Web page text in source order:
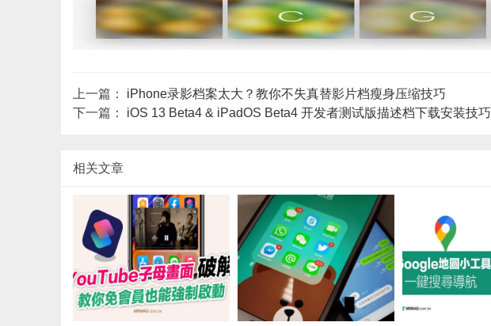
上一篇： iPhone录影档案太大？教你不失真替影片档瘦身压缩技巧
下一篇： iOS 13 Beta4 & iPadOS Beta4 开发者测试版描述档下载安装技巧
相关文章